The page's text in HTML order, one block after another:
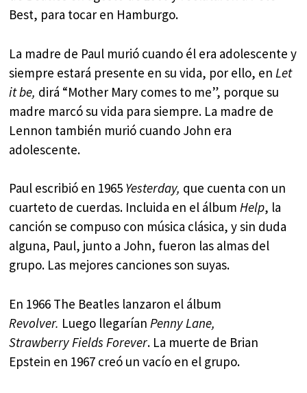
Best, para tocar en Hamburgo.
La madre de Paul murió cuando él era adolescente y
siempre estará presente en su vida, por ello, enLet
it be, dirá “Mother Mary comes to me”, porque su
madre marcó su vida para siempre. La madre de
Lennon también murió cuando John era
adolescente.
Paul escribió en 1965 Yesterday, que cuenta con un
cuarteto de cuerdas. Incluida en el álbumHelp, la
canción se compuso con música clásica, y sin duda
alguna, Paul, junto a John, fueron las almas del
grupo. Las mejores canciones son suyas.
En 1966 The Beatles lanzaron el álbum
Revolver. Luego llegaríanPenny Lane,
StrawberryFields Forever. La muerte de Brian
Epstein en 1967 creó un vacío en el grupo.